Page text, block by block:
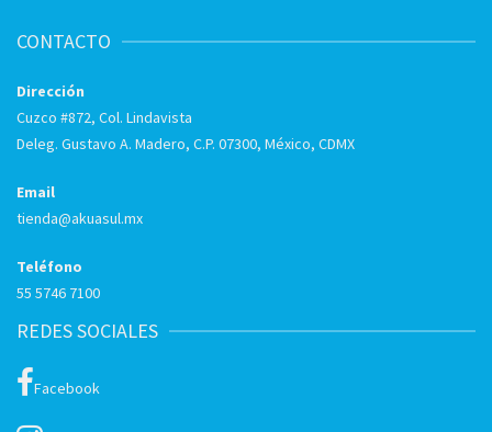
CONTACTO
Dirección
Cuzco #872, Col. Lindavista
Deleg. Gustavo A. Madero, C.P. 07300, México, CDMX
Email
tienda@akuasul.mx
Teléfono
55 5746 7100
REDES SOCIALES
Facebook